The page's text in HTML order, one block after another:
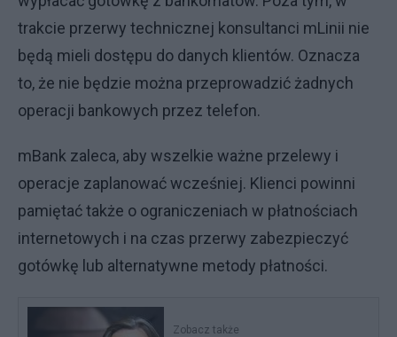
trakcie przerwy technicznej konsultanci mLinii nie
będą mieli dostępu do danych klientów. Oznacza
to, że nie będzie można przeprowadzić żadnych
operacji bankowych przez telefon.
mBank zaleca, aby wszelkie ważne przelewy i
operacje zaplanować wcześniej. Klienci powinni
pamiętać także o ograniczeniach w płatnościach
internetowych i na czas przerwy zabezpieczyć
gotówkę lub alternatywne metody płatności.
Zobacz także